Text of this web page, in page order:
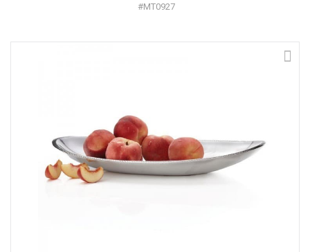
#MT0927